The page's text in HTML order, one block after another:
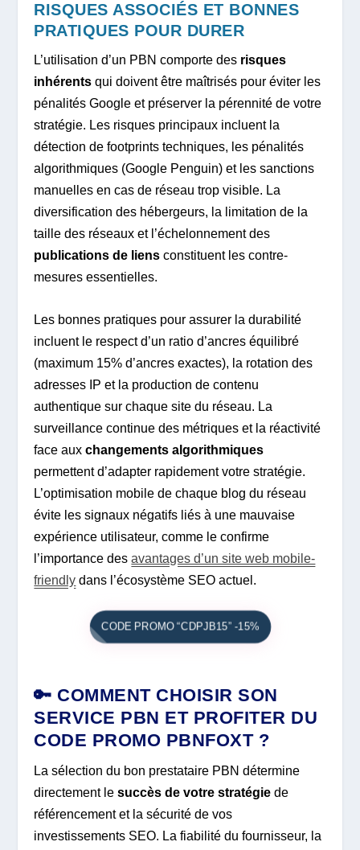
RISQUES ASSOCIÉS ET BONNES
PRATIQUES POUR DURER
L’utilisation d’un PBN comporte des risques
inhérents qui doivent être maîtrisés pour éviter les
pénalités Google et préserver la pérennité de votre
stratégie. Les risques principaux incluent la
détection de footprints techniques, les pénalités
algorithmiques (Google Penguin) et les sanctions
manuelles en cas de réseau trop visible. La
diversification des hébergeurs, la limitation de la
taille des réseaux et l’échelonnement des
publications de liens constituent les contre-
mesures essentielles.
Les bonnes pratiques pour assurer la durabilité
incluent le respect d’un ratio d’ancres équilibré
(maximum 15% d’ancres exactes), la rotation des
adresses IP et la production de contenu
authentique sur chaque site du réseau. La
surveillance continue des métriques et la réactivité
face auxchangements algorithmiques
permettent d’adapter rapidement votre stratégie.
L’optimisation mobile de chaque blog du réseau
évite les signaux négatifs liés à une mauvaise
expérience utilisateur, comme le confirme
l’importance desavantages d’un site web mobile-
friendly dans l’écosystème SEO actuel.
CODE PROMO “CDPJB15” -15%
🔑 COMMENT CHOISIR SON
SERVICE PBN ET PROFITER DU
CODE PROMO PBNFOXT ?
La sélection du bon prestataire PBN détermine
directement lesuccès de votre stratégie de
référencement et la sécurité de vos
investissements SEO. La fiabilité du fournisseur, la